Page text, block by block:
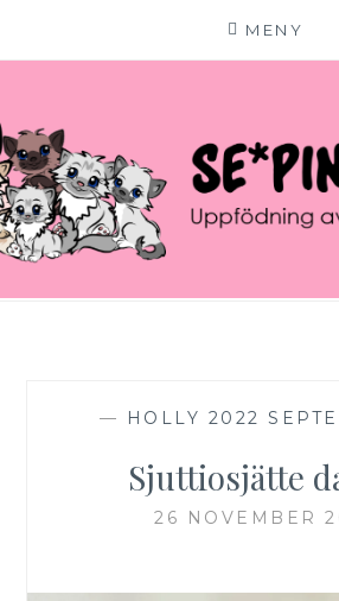
MENY
innehåll
VÄLKOMMEN TILL VÅR LILLA
— HOLLY 2022
Sjuttiosjätte
26 NOVEMBER